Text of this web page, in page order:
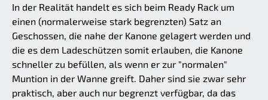
In der Realität handelt es sich beim Ready Rack um
einen (normalerweise stark begrenzten) Satz an
Geschossen, die nahe der Kanone gelagert werden und
die es dem Ladeschützen somit erlauben, die Kanone
schneller zu befüllen, als wenn er zur "normalen"
Muntion in der Wanne greift. Daher sind sie zwar sehr
praktisch, aber auch nur begrenzt verfügbar, da das